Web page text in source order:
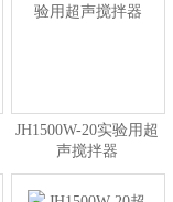
JH1500W-20实验用超
声搅拌器